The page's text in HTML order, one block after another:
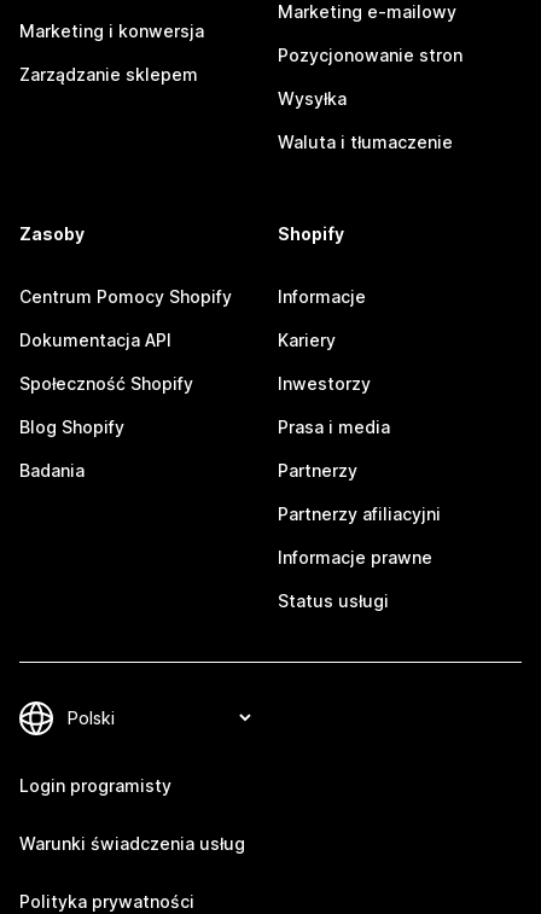
Marketing i konwersja
Zarządzanie sklepem
Marketing e-mailowy
Pozycjonowanie stron
Wysyłka
Waluta i tłumaczenie
Zasoby
Centrum Pomocy Shopify
Dokumentacja API
Społeczność Shopify
Blog Shopify
Badania
Shopify
Informacje
Kariery
Inwestorzy
Prasa i media
Partnerzy
Partnerzy afiliacyjni
Informacje prawne
Status usługi
Login programisty
Warunki świadczenia usług
Polityka prywatności